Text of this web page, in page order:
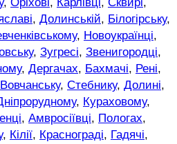
, Оріхові, Карлівці, Сквирі,
, Долинській, Білогірську,
, Новоукраїнці,
, Зугресі, Звенигородці,
, Дергачах, Бахмачі, Рені,
Вовчанську, Стебнику, Долині,
, Кураховому,
, Амвросіївці, Пологах,
, Кілії, Краснограді, Гадячі,